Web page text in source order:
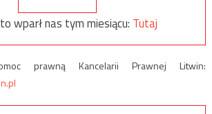
wparł nas tym miesiącu: Tutaj
prawną Kancelarii Prawnej Litwin: